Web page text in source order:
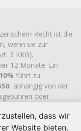
Recht ist die
wenn sie zur
3 KKG).
12 Monate. Ein
führt zu
, abhängig von der
oder
Handelsregister des
), verfügt über
dass wir
Website bieten.